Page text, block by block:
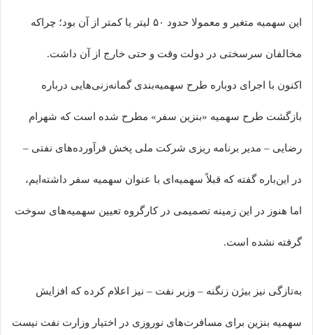
این سهمیه متغیر و معمولا حدود ۵۰ لیتر یا کمتر از آن بود؛ چراکه
مخالفان سرسختی در دولت وقت و حتی خارج از آن داشت.
اکنون با اجرای دوباره طرح سهمیه‌بندی گمانه‌زنی‌هایی درباره
بازگشت طرح سهمیه «بنزین سفر» مطرح شده است که شهرام
رضایی – مدیر برنامه ریزی شرکت ملی پخش فرآورده‌های نفتی –
در این‌باره گفته که قبلاً سهمیه‌ای با عنوان سهمیه سفر داشته‌ایم،
اما هنوز در این زمینه تصمیمی در کارگروه تعیین سهمیه‌های سوخت
گرفته نشده است.
به‌تازگی نیز بیژن زنگنه – وزیر نفت – نیز اعلام کرده که افزایش
سهمیه‌ بنزین برای مسافرت‌های نوروزی در اختیار وزارت نفت نیست